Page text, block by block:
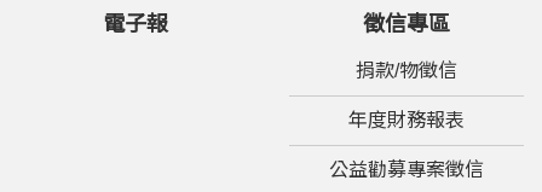
電子報 徵信專區
捐款/物徵信
年度財務報表
公益勸募專案徵信